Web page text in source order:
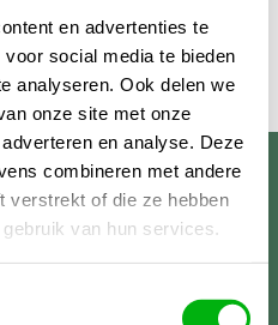
en advertenties te
social media te bieden
analyseren. Ook delen we
onze site met onze
en analyse. Deze
combineren met andere
verstrekt of die ze hebben
van hun services.